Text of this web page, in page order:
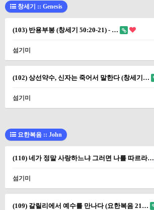
창세기 :: Genesis
(103) 반용부봉 (창세기 50:20-21) - …
섬기미
(102) 상선약수, 신자는 죽어서 말한다 (창세기…
섬기미
요한복음 :: John
(110) 네가 정말 사랑하느냐 그러면 나를 따르라…
섬기미
(109) 갈릴리에서 예수를 만나다 (요한복음 21…